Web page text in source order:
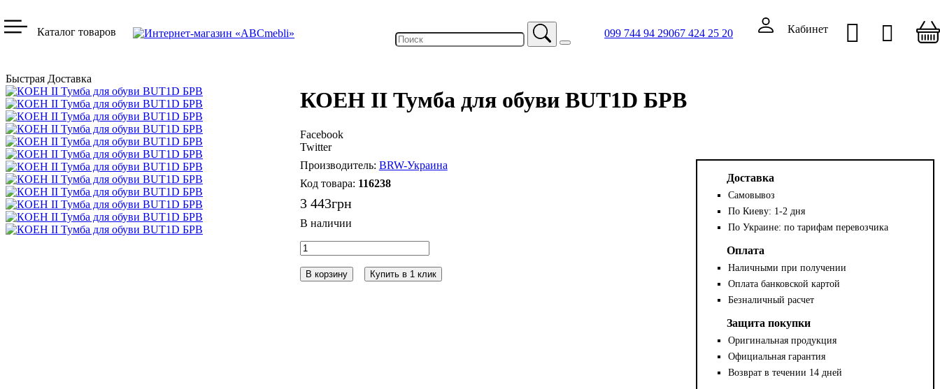
Быстрая Доставка
КОЕН II Тумба для обуви BUT1D БРВ
Facebook
Twitter
BRW-Украина
116238
3 443грн
В корзину Купить в 1 клик
Доставка
Самовывоз
По Киеву: 1-2 дня
По Украине: по тарифам перевозчика
Оплата
Наличными при получении
Оплата банковской картой
Безналичный расчет
Защита покупки
Оригинальная продукция
Официальная гарантия
Возврат в течении 14 дней
Каталог товаров 099 744 94 29067 424 25 20 Кабинет